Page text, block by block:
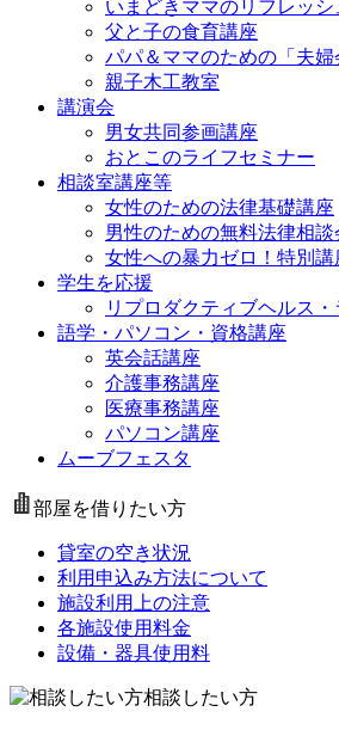
いまどきママのリフレッシ
父と子の食育講座
パパ＆ママのための「夫婦
親子木工教室
講演会
男女共同参画講座
おとこのライフセミナー
相談室講座等
女性のための法律基礎講座
男性のための無料法律相談
女性への暴力ゼロ！特別講
学生を応援
リプロダクティブヘルス
語学・パソコン・資格講座
英会話講座
介護事務講座
医療事務講座
パソコン講座
ムーブフェスタ
部屋を借りたい方
貸室の空き状況
利用申込み方法について
施設利用上の注意
各施設使用料金
設備・器具使用料
相談したい方